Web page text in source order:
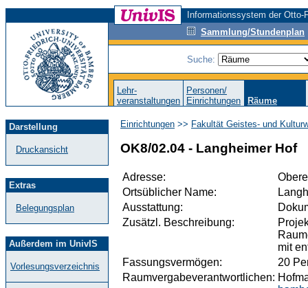
Informationssystem der
Sammlung/Stundenplan
Suche:
Lehr-
veranstaltungen
Personen/
Einrichtungen
Räume
Darstellung
Druckansicht
Extras
Belegungsplan
Außerdem im UnivIS
Vorlesungsverzeichnis
Einrichtungen >> Fakultät Geistes- und
OK8/02.04 - Langheimer Hof
Adresse:
Ortsüblicher Name:
Ausstattung:
Zusätzl. Beschreibung:
mit
Fassungsvermögen:
20
Raumvergabeverantwortlichen: